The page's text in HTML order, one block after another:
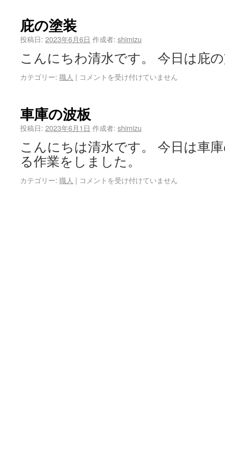
庇の塗装
投稿日: 2023年6月6日 作成者: shimizu
こんにちわ清水です。 今日は庇
カテゴリー: 職人 | コメントを受け付けていません
車庫の波板
投稿日: 2023年6月1日 作成者: shimizu
こんにちは清水です。 今日は車
る作業をしました。
カテゴリー: 職人 | コメントを受け付けていません